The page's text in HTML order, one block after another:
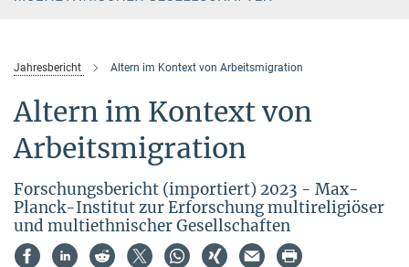
Jahresbericht Altern im Kontext von Arbeitsmigration
Altern im Kontext von
Arbeitsmigration
Forschungsbericht (importiert) 2023 - Max-
Planck-Institut zur Erforschung multireligiöser
und multiethnischer Gesellschaften